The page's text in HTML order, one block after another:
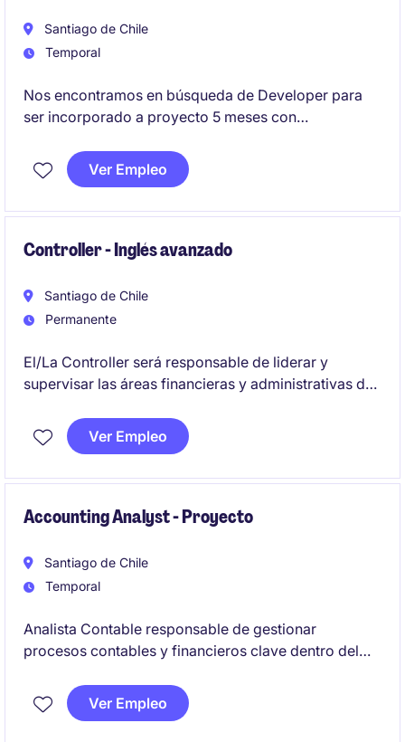
Santiago de Chile
Temporal
Nos encontramos en búsqueda de Developer para
ser incorporado a proyecto 5 meses con
en la Banca.Ver Empleo
Controller - Inglés avanzado
Santiago de Chile
Permanente
El/La Controller será responsable de liderar y
supervisar las áreas financieras y administrativas de
alineada con los objetivos estratégicos. Este cargo
requiere habilidades sólidas en control de gestión y
Ver Empleo
Accounting Analyst - Proyecto
Santiago de Chile
Temporal
Analista Contable responsable de gestionar
procesos contables y financieros clave dentro del
perfil orientado al detalle, con capacidad de análisis
y enfoque en la precisión de los reportes financieros.
Ver Empleo